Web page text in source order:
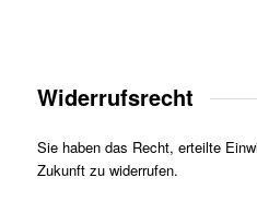
Widerrufsrecht
Sie haben das Recht, erteilte
Zukunft zu widerrufen.